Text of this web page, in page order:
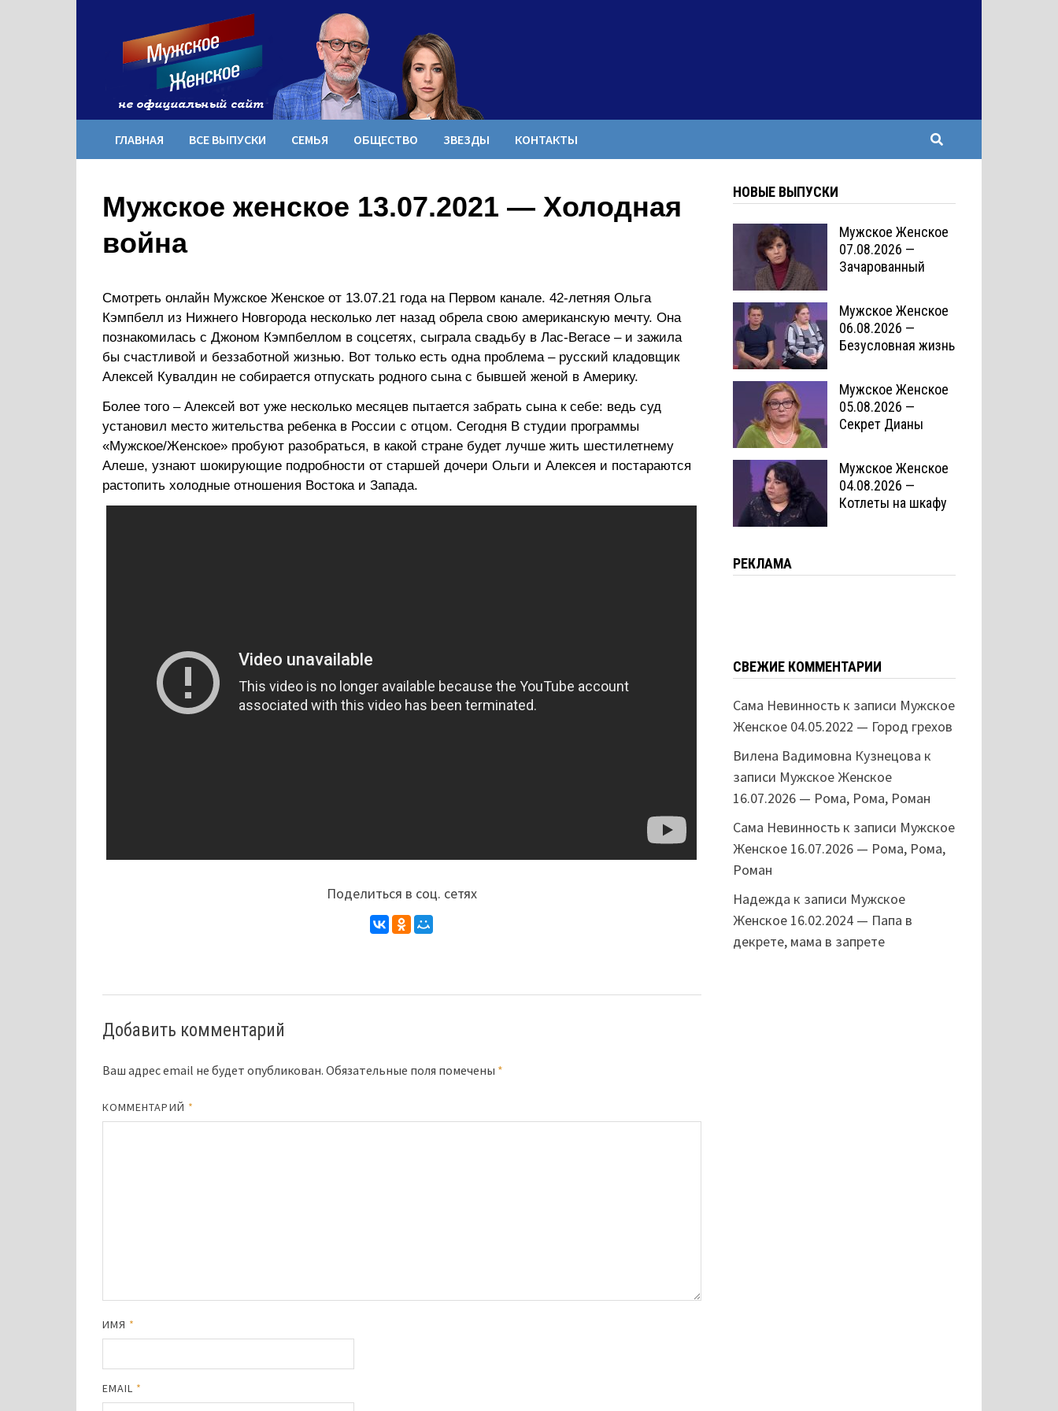
содержимому
ГЛАВНАЯ ВСЕ ВЫПУСКИ СЕМЬЯ ОБЩЕСТВО ЗВЕЗДЫ КОНТАКТЫ
Мужское женское 13.07.2021 — Холодная
война
Смотреть онлайн Мужское Женское от 13.07.21 года на Первом канале. 42-летняя Ольга
Кэмпбелл из Нижнего Новгорода несколько лет назад обрела свою американскую мечту. Она
познакомилась с Джоном Кэмпбеллом в соцсетях, сыграла свадьбу в Лас-Вегасе – и зажила
бы счастливой и беззаботной жизнью. Вот только есть одна проблема – русский кладовщик
Алексей Кувалдин не собирается отпускать родного сына с бывшей женой в Америку.
Более того – Алексей вот уже несколько месяцев пытается забрать сына к себе: ведь суд
установил место жительства ребенка в России с отцом. Сегодня В студии программы
«Мужское/Женское» пробуют разобраться, в какой стране будет лучше жить шестилетнему
Алеше, узнают шокирующие подробности от старшей дочери Ольги и Алексея и постараются
растопить холодные отношения Востока и Запада.
Поделиться в соц. сетях
Добавить комментарий
Ваш адрес email не будет опубликован. Обязательные поля помечены *
КОММЕНТАРИЙ *
ИМЯ *
EMAIL *
НОВЫЕ ВЫПУСКИ
Мужское Женское
07.08.2026 —
Зачарованный
Мужское Женское
06.08.2026 —
Безусловная жизнь
Мужское Женское
05.08.2026 —
Секрет Дианы
Мужское Женское
04.08.2026 —
Котлеты на шкафу
РЕКЛАМА
СВЕЖИЕ КОММЕНТАРИИ
Сама Невинностьк записи Мужское
Женское 04.05.2022 — Город грехов
Вилена Вадимовна Кузнецова к
записи Мужское Женское
16.07.2026 — Рома, Рома, Роман
Сама Невинностьк записи Мужское
Женское 16.07.2026 — Рома, Рома,
Роман
Надежда к записи Мужское
Женское 16.02.2024 — Папа в
декрете, мама в запрете